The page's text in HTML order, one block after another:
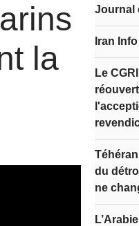
la
Journal
Iran
Le
du
ne